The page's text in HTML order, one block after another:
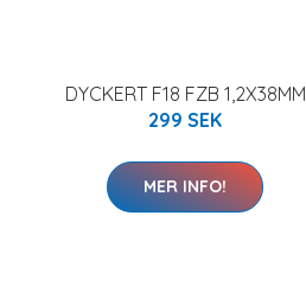
DYCKERT F18 FZB 1,2X38MM
299 SEK
MER INFO!